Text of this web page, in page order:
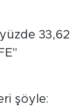
33,62
şöyle: